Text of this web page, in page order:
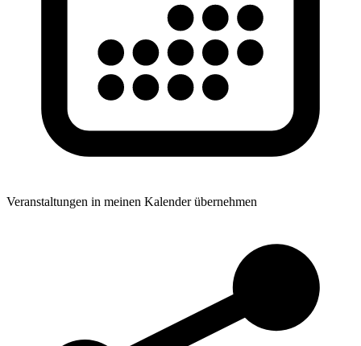
Veranstaltungen in meinen Kalender übernehmen